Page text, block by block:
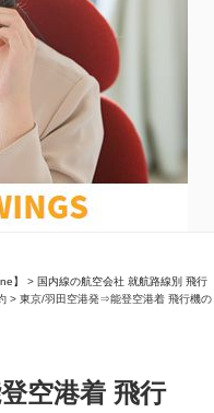
】 > 国内線の航空会社 就航路線別 飛行
> 東京/羽田空港発⇒能登空港着 飛行機の
空港着 飛行